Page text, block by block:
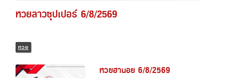
หวยลาวซุปเปอร์ 6/8/2569
หวย
หวยฮานอย 6/8/2569